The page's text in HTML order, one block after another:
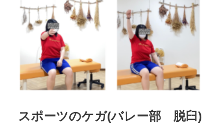
スポーツのケガ(バレー部 脱臼)